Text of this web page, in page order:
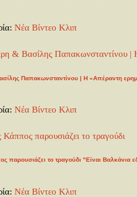
Νέα Βίντεο Κλιπ
Παπακωνσταντίνου | H «Απέραντη
Νέα Βίντεο Κλιπ
παρουσιάζει το τραγούδι "Είναι
Νέα Βίντεο Κλιπ